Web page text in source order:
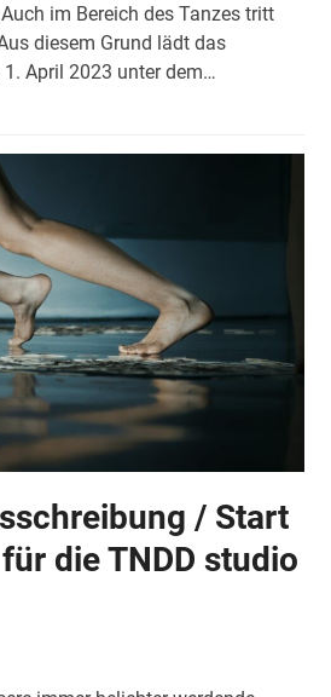
im Bereich des Tanzes tritt
diesem Grund lädt das
April 2023 unter dem…
/ Start
die TNDD studio